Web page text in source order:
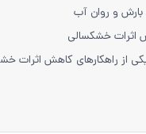
بارش و روان آب
اثرات خشکسالی
از راهکارهای کاهش اثرات